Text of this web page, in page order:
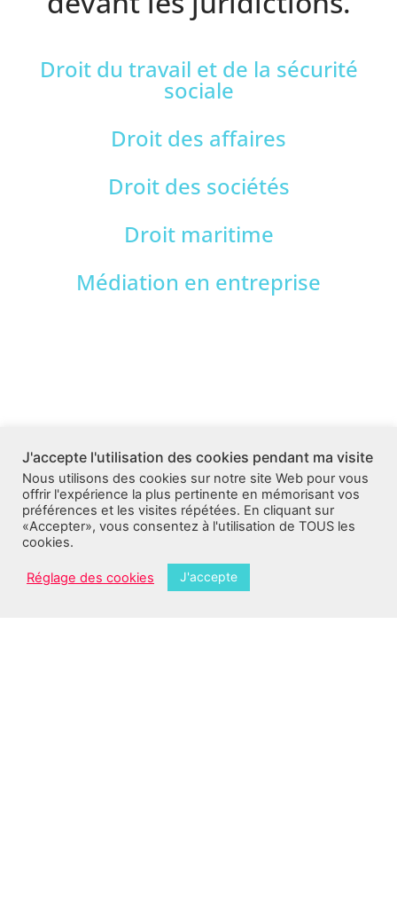
Droit du travail et de la sécurité
sociale
Droit des affaires
Droit des sociétés
Droit maritime
Médiation en entreprise
J'accepte l'utilisation des cookies pendant ma visite
Nous utilisons des cookies sur notre site Web pour vous
offrir l'expérience la plus pertinente en mémorisant vos
préférences et les visites répétées. En cliquant sur
«Accepter», vous consentez à l'utilisation de TOUS les
cookies.
Réglage des cookies J'accepte